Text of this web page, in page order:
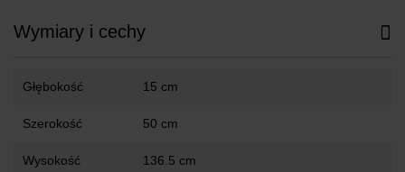
Wymiary i cechy
Głębokość 15 cm
Szerokość 50 cm
Wysokość 136.5 cm